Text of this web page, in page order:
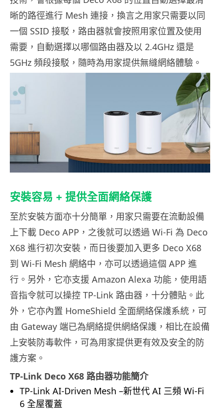
晰的路徑進行 Mesh 連接，換言之用家只需要以同
一個 SSID 接駁，路由器就會按照用家位置及使用
需要，自動選擇以哪個路由器及以 2.4GHz 還是
5GHz 頻段接駁，隨時為用家提供無縫網絡體驗。
安裝容易 + 提供全面網絡保護
至於安裝方面亦十分簡單，用家只需要在流動設備
上下載 Deco APP，之後就可以透過 Wi-Fi 為 Deco
X68 進行初次安裝，而日後要加入更多 Deco X68
到 Wi-Fi Mesh 網絡中，亦可以透過這個 APP 進
行。另外，它亦支援 Amazon Alexa 功能，使用語
音指令就可以操控 TP-Link 路由器，十分體貼。此
外，它亦內置 HomeShield 全面網絡保護系統，可
由 Gateway 端已為網絡提供網絡保護，相比在設備
上安裝防毒軟件，可為用家提供更有效及安全的防
護方案。
TP-Link Deco X68 路由器功能簡介
TP-Link AI-Driven Mesh –新世代 AI 三頻 Wi-Fi
6 全屋覆蓋